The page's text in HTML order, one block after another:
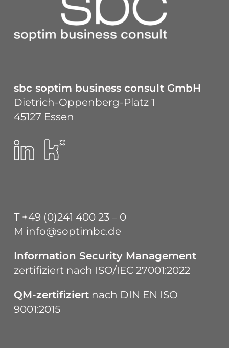
sbc soptim business consult GmbH
Dietrich-Oppenberg-Platz 1
45127 Essen
T +49 (0)241 400 23 – 0
M info@soptimbc.de
Information Security Management
zertifiziert nach ISO/IEC 27001:2022
QM-zertifiziertnach DIN EN ISO
9001:2015